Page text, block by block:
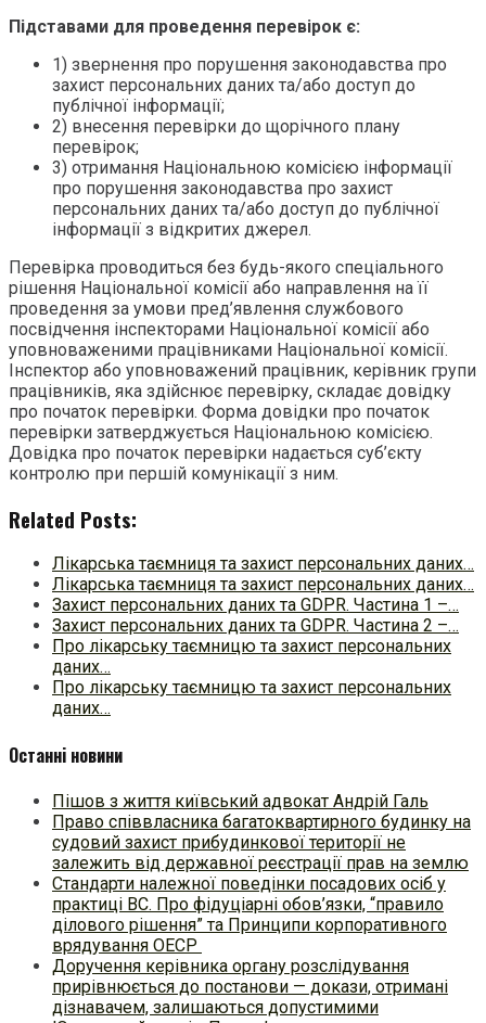
Підставами для проведення перевірок є:
1) звернення про порушення законодавства про
захист персональних даних та/або доступ до
публічної інформації;
2) внесення перевірки до щорічного плану
перевірок;
3) отримання Національною комісією інформації
про порушення законодавства про захист
персональних даних та/або доступ до публічної
інформації з відкритих джерел.
Перевірка проводиться без будь-якого спеціального
рішення Національної комісії або направлення на її
проведення за умови пред’явлення службового
посвідчення інспекторами Національної комісії або
уповноваженими працівниками Національної комісії.
Інспектор або уповноважений працівник, керівник групи
працівників, яка здійснює перевірку, складає довідку
про початок перевірки. Форма довідки про початок
перевірки затверджується Національною комісією.
Довідка про початок перевірки надається суб’єкту
контролю при першій комунікації з ним.
Related Posts:
Лікарська таємниця та захист персональних даних…
Лікарська таємниця та захист персональних даних…
Захист персональних даних та GDPR. Частина 1 –…
Захист персональних даних та GDPR. Частина 2 –…
Про лікарську таємницю та захист персональних
даних…
Про лікарську таємницю та захист персональних
даних…
Останні новини
Пішов з життя київський адвокат Андрій Галь
Право співвласника багатоквартирного будинку на
судовий захист прибудинкової території не
залежить від державної реєстрації прав на землю
Стандарти належної поведінки посадових осіб у
практиці ВC. Про фідуціарні обов’язки, “правило
ділового рішення” та Принципи корпоративного
врядування ОЕСР
Доручення керівника органу розслідування
прирівнюється до постанови — докази, отримані
дізнавачем, залишаються допустимими